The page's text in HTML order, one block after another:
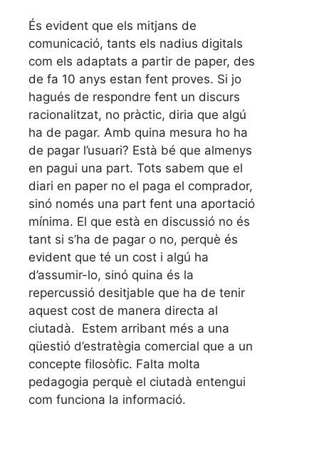
És evident que els mitjans de
comunicació, tants els nadius digitals
com els adaptats a partir de paper, des
de fa 10 anys estan fent proves. Si jo
hagués de respondre fent un discurs
racionalitzat, no pràctic, diria que algú
ha de pagar. Amb quina mesura ho ha
de pagar l’usuari? Està bé que almenys
en pagui una part. Tots sabem que el
diari en paper no el paga el comprador,
sinó només una part fent una aportació
mínima. El que està en discussió no és
tant si s’ha de pagar o no, perquè és
evident que té un cost i algú ha
d’assumir-lo, sinó quina és la
repercussió desitjable que ha de tenir
aquest cost de manera directa al
ciutadà. Estem arribant més a una
qüestió d’estratègia comercial que a un
concepte filosòfic. Falta molta
pedagogia perquè el ciutadà entengui
com funciona la informació.